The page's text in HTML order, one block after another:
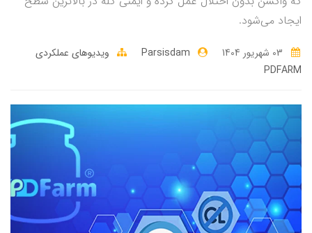
ایجاد می‌شود.
Parsisdam
ویدیوهای عملکردی
PDFARM